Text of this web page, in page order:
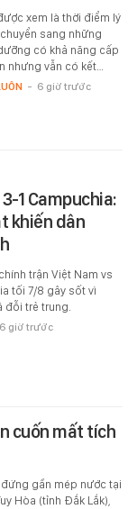
xem là thời điểm lý
sang những
có khả năng cấp
nhưng vẫn có kết…
- 6 giờ trước
1 Campuchia:
khiến dân
trận Việt Nam vs
tối 7/8 gây sốt vì
đỗi trẻ trung.
6 giờ trước
cuốn mất tích
gần mép nước tại
Hòa (tỉnh Đắk Lắk),